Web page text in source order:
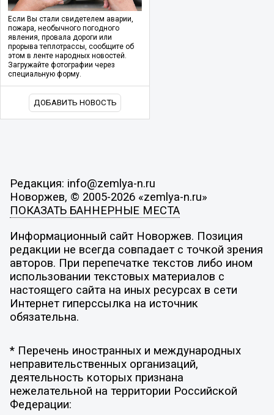
Если Вы стали свидетелем аварии,
пожара, необычного погодного
явления, провала дороги или
прорыва теплотрассы, сообщите об
этом в ленте народных новостей.
Загружайте фотографии через
специальную форму.
ДОБАВИТЬ НОВОСТЬ
Редакция: info@zemlya-n.ru
Новоржев, © 2005-2026 «zemlya-n.ru»
ПОКАЗАТЬ БАННЕРНЫЕ МЕСТА
Информационный сайт Новоржев. Позиция
редакции не всегда совпадает с точкой зрения
авторов. При перепечатке текстов либо ином
использовании текстовых материалов с
настоящего сайта на иных ресурсах в сети
Интернет гиперссылка на источник
обязательна.
* Перечень иностранных и международных
неправительственных организаций,
деятельность которых признана
нежелательной на территории Российской
Федерации: